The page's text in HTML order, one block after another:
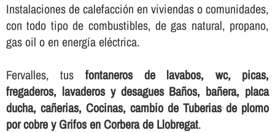
Instalaciones de calefacción en viviendas o comunidades,
con todo tipo de combustibles, de gas natural, propano,
gas oil o en energí­a eléctrica.
Fervalles, tus fontaneros de lavabos, wc, picas,
fregaderos, lavaderos y desagues Baños, bañera, placa
ducha, cañerias, Cocinas, cambio de Tuberias de plomo
por cobre y Grifos en Corbera de Llobregat.